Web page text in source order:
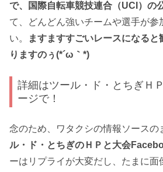
で、国際自転車競技連合（UCI）の
て、どんどん強いチームや選手が参
い。
ますますすごいレースになる
りますのぅ(*´ω｀*)
詳細はツール・ド・とちぎＨ
ージで！
念のため、ワタクシの情報ソースの
ル・ド・とちぎのＨＰと大会
ーはリプライが大変だし、たまに面